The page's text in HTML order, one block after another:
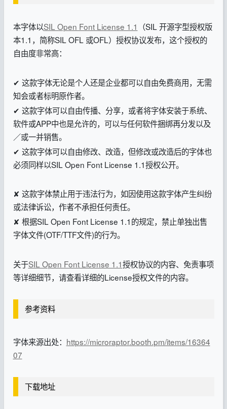
本字体以SIL Open Font License 1.1 （SIL 开源字型授权版
本1.1，简称SIL OFL 或OFL）授权协议发布，这个授权的
自由度非常高：
✔ 这款字体无论是个人还是企业都可以自由免费商用，无需
知会或者标明原作者。
✔ 这款字体可以自由传播、分享，或者将字体安装于系统、
软件或APP中也是允许的，可以与任何软件捆绑再分发以及
／或一并销售。
✔ 这款字体可以自由修改、改造，但修改或改造后的字体也
必须同样以SIL Open Font License 1.1授权公开。
✘ 这款字体禁止用于违法行为，如因使用这款字体产生纠纷
或法律诉讼，作者不承担任何责任。
✘ 根据SIL Open Font License 1.1的规定，禁止单独出售
字体文件(OTF/TTF文件)的行为。
关于SIL Open Font License 1.1授权协议的内容、免责事项
等详细细节，请查看详细的License授权文件的内容。
参考资料
字体来源出处： https://microraptor.booth.pm/items/16364
07
下载地址